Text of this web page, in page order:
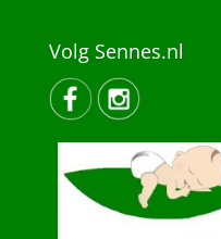
Volg Sennes.nl